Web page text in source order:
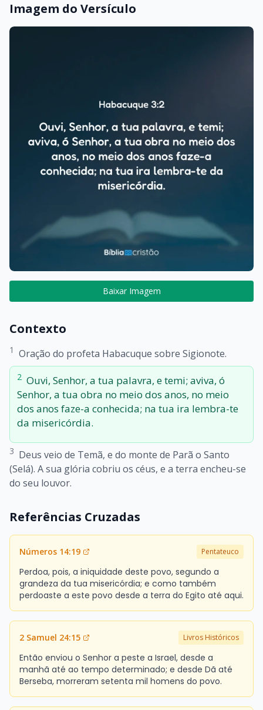
Imagem do Versículo
Baixar Imagem
Contexto
1 Oração do profeta Habacuque sobre Sigionote.
2 Ouvi, Senhor, a tua palavra, e temi; aviva, ó
Senhor, a tua obra no meio dos anos, no meio
dos anos faze-a conhecida; na tua ira lembra-te
da misericórdia.
3 Deus veio de Temã, e do monte de Parã o Santo
(Selá). A sua glória cobriu os céus, e a terra encheu-se
do seu louvor.
Referências Cruzadas
Números 14:19 Pentateuco
Perdoa, pois, a iniquidade deste povo, segundo a
grandeza da tua misericórdia; e como também
perdoaste a este povo desde a terra do Egito até aqui.
2 Samuel 24:15 Livros Históricos
Então enviou o Senhor a peste a Israel, desde a
manhã até ao tempo determinado; e desde Dã até
Berseba, morreram setenta mil homens do povo.